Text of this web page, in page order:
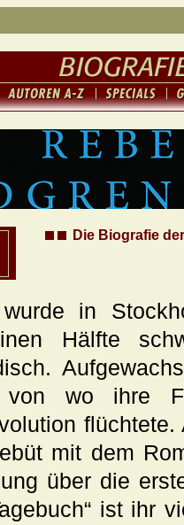
Die Biografie
in
Hälfte
von wo ihre
flüchtete.
mit dem
über die
ist ihr